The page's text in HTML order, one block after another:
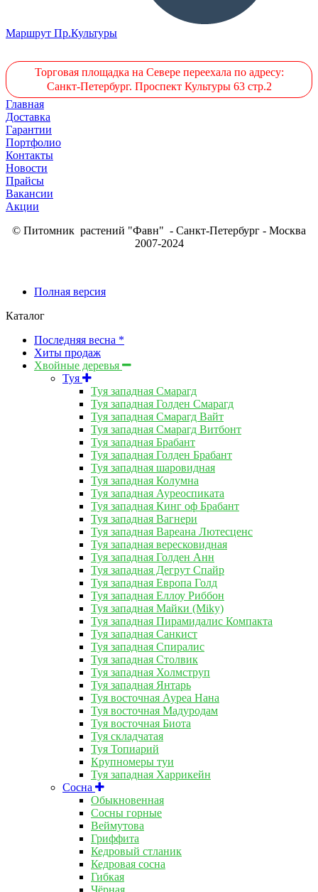
Маршрут Пр.Культуры
Торговая площадка на Севере переехала по адресу:
Санкт-Петербург. Проспект Культуры 63 стр.2
Главная
Доставка
Гарантии
Портфолио
Контакты
Новости
Прайсы
Вакансии
Акции
© Питомник растений "Фавн" - Санкт-Петербург - Москва
2007-2024
Полная версия
Каталог
Последняя весна *
Хиты продаж
Хвойные деревья
Туя
Туя западная Смарагд
Туя западная Голден Смарагд
Туя западная Смарагд Вайт
Туя западная Смарагд Витбонт
Туя западная Брабант
Туя западная Голден Брабант
Туя западная шаровидная
Туя западная Колумна
Туя западная Ауреоспиката
Туя западная Кинг оф Брабант
Туя западная Вагнери
Туя западная Вареана Лютесценс
Туя западная вересковидная
Туя западная Голден Анн
Туя западная Дегрут Спайр
Туя западная Европа Голд
Туя западная Еллоу Риббон
Туя западная Майки (Miky)
Туя западная Пирамидалис Компакта
Туя западная Санкист
Туя западная Спиралис
Туя западная Столвик
Туя западная Холмструп
Туя западная Янтарь
Туя восточная Ауреа Нана
Туя восточная Мадуродам
Туя восточная Биота
Туя складчатая
Туя Топиарий
Крупномеры туи
Туя западная Харрикейн
Сосна
Обыкновенная
Сосны горные
Веймутова
Гриффита
Кедровый стланик
Кедровая сосна
Гибкая
Чёрная